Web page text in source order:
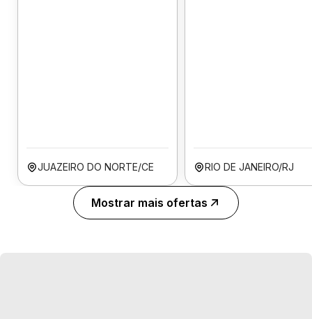
JUAZEIRO DO NORTE/CE RIO DE JANEIRO/RJ
Mostrar mais ofertas